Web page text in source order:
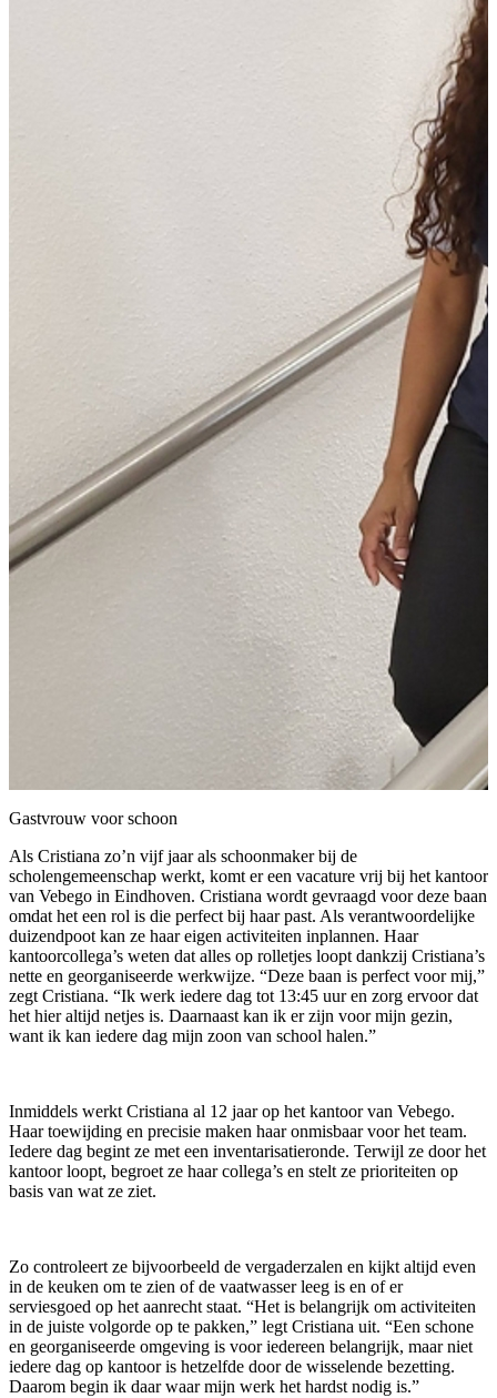
Gastvrouw voor schoon
Als Cristiana zo’n vijf jaar als schoonmaker bij de
scholengemeenschap werkt, komt er een vacature vrij bij het kantoor
van Vebego in Eindhoven. Cristiana wordt gevraagd voor deze baan
omdat het een rol is die perfect bij haar past. Als verantwoordelijke
duizendpoot kan ze haar eigen activiteiten inplannen. Haar
kantoorcollega’s weten dat alles op rolletjes loopt dankzij Cristiana’s
nette en georganiseerde werkwijze. “Deze baan is perfect voor mij,”
zegt Cristiana. “Ik werk iedere dag tot 13:45 uur en zorg ervoor dat
het hier altijd netjes is. Daarnaast kan ik er zijn voor mijn gezin,
want ik kan iedere dag mijn zoon van school halen.”
Inmiddels werkt Cristiana al 12 jaar op het kantoor van Vebego.
Haar toewijding en precisie maken haar onmisbaar voor het team.
Iedere dag begint ze met een inventarisatieronde. Terwijl ze door het
kantoor loopt, begroet ze haar collega’s en stelt ze prioriteiten op
basis van wat ze ziet.
Zo controleert ze bijvoorbeeld de vergaderzalen en kijkt altijd even
in de keuken om te zien of de vaatwasser leeg is en of er
serviesgoed op het aanrecht staat. “Het is belangrijk om activiteiten
in de juiste volgorde op te pakken,” legt Cristiana uit. “Een schone
en georganiseerde omgeving is voor iedereen belangrijk, maar niet
iedere dag op kantoor is hetzelfde door de wisselende bezetting.
Daarom begin ik daar waar mijn werk het hardst nodig is.”